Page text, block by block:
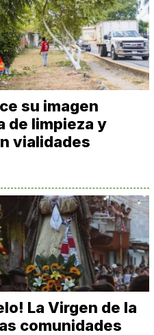
su imagen
de limpieza y
vialidades
La Virgen de la
comunidades